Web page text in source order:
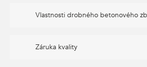
Vlastnosti drobného betonového
Záruka kvality